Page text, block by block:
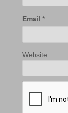
Email *
Website